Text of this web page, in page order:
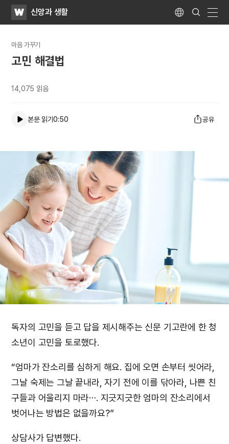
WATV신앙과 생활 Language
Search
Submit
마음 가꾸기
고민 해결법
14,075 읽음
본문 읽기0:50 공유
독자의 고민을 듣고 답을 제시해주는 신문 기고란에 한 청
소년이 고민을 토로했다.
“엄마가 잔소리를 심하게 해요. 집에 오면 손부터 씻어라,
그날 숙제는 그날 끝내라, 자기 전에 이를 닦아라, 나쁜 친
구들과 어울리지 마라⋯. 지긋지긋한 엄마의 잔소리에서
벗어나는 방법은 없을까요?”
상담사가 답변했다.